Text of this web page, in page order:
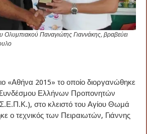
Παναγιώτης Γιαννάκης, βραβεύει
«Αθήνα 2015» το οποίο διοργανώθηκε
Ελλήνων Προπονητών
στο κλειστό του Αγίου Θωμά
ο τεχνικός των Πειραιωτών, Γιάννης